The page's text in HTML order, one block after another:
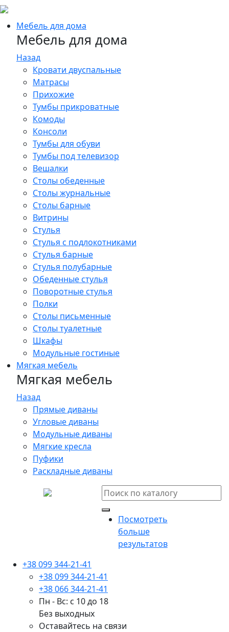
Мебель для дома
Мебель для дома
Назад
Кровати двуспальные
Матрасы
Прихожие
Тумбы прикроватные
Комоды
Консоли
Тумбы для обуви
Тумбы под телевизор
Вешалки
Столы обеденные
Столы журнальные
Столы барные
Витрины
Стулья
Стулья с подлокотниками
Стулья барные
Стулья полубарные
Обеденные стулья
Поворотные стулья
Полки
Столы письменные
Столы туалетные
Шкафы
Модульные гостиные
Мягкая мебель
Мягкая мебель
Назад
Прямые диваны
Угловые диваны
Модульные диваны
Мягкие кресла
Пуфики
Раскладные диваны
Посмотреть
больше
результатов
+38 099 344-21-41
+38 099 344-21-41
+38 066 344-21-41
Пн - Вс: с 10 до 18
Без выходных
Оставайтесь на связи